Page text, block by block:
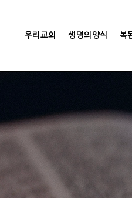
우리교회 생명의양식 복